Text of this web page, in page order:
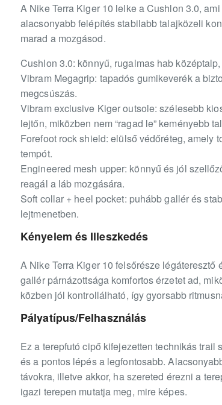
A Nike Terra Kiger 10 lelke a Cushlon 3.0,
alacsonyabb felépítés stabilabb talajközeli
marad a mozgásod.
Cushlon 3.0: könnyű, rugalmas hab
Vibram Megagrip: tapadós gumikeverék a
megcsúszás.
Vibram exclusive Kiger outsole: szélesebb
lejtőn, miközben nem “ragad le” keményebb
Forefoot rock shield: elülső védőréteg, amely
tempót.
Engineered mesh upper: könnyű és jól
reagál a láb mozgására.
Soft collar + heel pocket: puhább gallér és
lejtmenetben.
Kényelem és Illeszkedés
A Nike Terra Kiger 10 felsőrésze
gallér párnázottsága komfortos érzetet ad,
közben jól kontrollálható, így gyorsabb
Pályatípus/Felhasználás
Ez a terepfutó cipő kifejezetten technikás
és a pontos lépés a legfontosabb.
távokra, illetve akkor, ha szereted érezni a
igazi terepen mutatja meg, mire képes.